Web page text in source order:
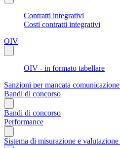
Contratti integrativi
Costi contratti integrativi
OIV
OIV - in formato tabellare
Sanzioni per mancata
Bandi di concorso
Bandi di concorso
Performance
Sistema di misurazione e